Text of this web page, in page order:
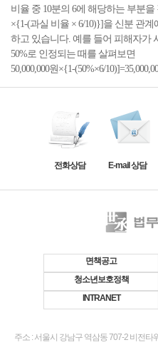
비율 중 10분의 6에 해당하는 부분
×{1-(과실 비율 × 6/10)}]을 신분 관
하고 있습니다. 예를 들어 피해자가
50%로 인정되는 때를 살펴보면
50,000,000원×{1-(50%×6/
전화상담 E-mail 상담
면책공고
청소년보호정책
INTRANET
주소 : 서울시 강남구 역삼동 707-2 비전타